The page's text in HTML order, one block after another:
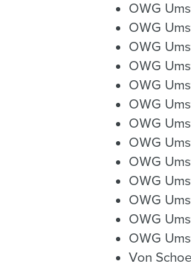
OWG
OWG
OWG
OWG
OWG
OWG
OWG
OWG
OWG
OWG
OWG
OWG
OWG
Von